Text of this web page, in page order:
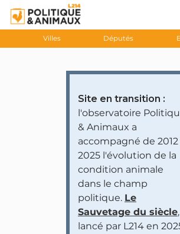
Villes Députés
Site en transition :
l'observatoire
& Animaux a
accompagné de 2012
2025 l'évolution de la
condition animale
dans le champ
politique. Le
Sauvetage du siècle,
lancé par L214 en